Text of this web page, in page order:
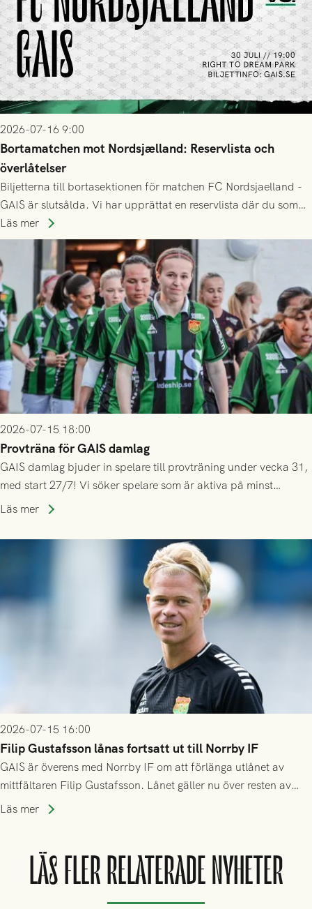
2026-07-16 9:00
Bortamatchen mot Nordsjælland: Reservlista och
överlåtelser
Biljetterna till bortasektionen för matchen FC Nordsjaelland -
GAIS är slutsålda. Vi har upprättat en reservlista där du som
ännu inte har någon biljett kan anmäla ditt intresse. Du kan
inte själv överlåta din biljett till någon annan.
Läs mer
2026-07-15 18:00
Provträna för GAIS damlag
GAIS damlag bjuder in spelare till provträning under vecka 31,
med start 27/7! Vi söker spelare som är aktiva på minst
division 3-nivå.
Läs mer
2026-07-15 16:00
Filip Gustafsson lånas fortsatt ut till Norrby IF
GAIS är överens med Norrby IF om att förlänga utlånet av
mittfältaren Filip Gustafsson. Lånet gäller nu över resten av
säsongen 2026.
Läs mer
LÄS FLER RELATERADE NYHETER